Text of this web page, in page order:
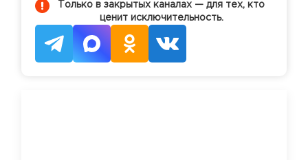
Только в закрытых каналах — для тех, кто
ценит исключительность.